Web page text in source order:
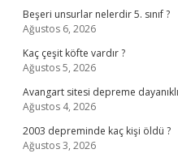
Beşeri unsurlar nelerdir 5. sınıf ?
Ağustos 6, 2026
Kaç çeşit köfte vardır ?
Ağustos 5, 2026
Avangart sitesi depreme dayanıklı
Ağustos 4, 2026
2003 depreminde kaç kişi öldü ?
Ağustos 3, 2026